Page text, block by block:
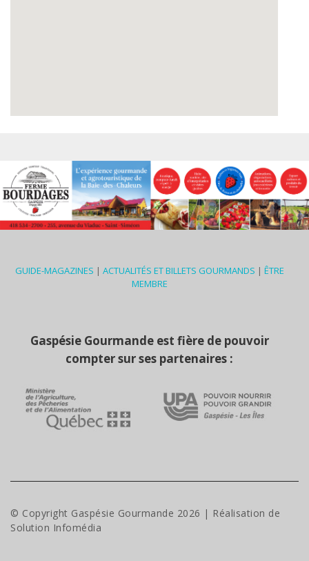
GUIDE-MAGAZINES | ACTUALITÉS ET BILLETS GOURMANDS | ÊTRE
MEMBRE
Gaspésie Gourmande est fière de pouvoir
compter sur ses partenaires :
© Copyright Gaspésie Gourmande 2026 | Réalisation de
Solution Infomédia